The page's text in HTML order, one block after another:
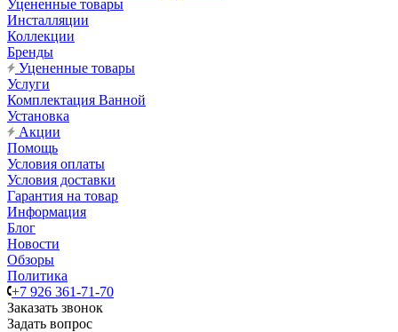
Уцененные товары
Инсталляции
Коллекции
Бренды
Уцененные товары
Услуги
Комплектация Ванной
Установка
Акции
Помощь
Условия оплаты
Условия доставки
Гарантия на товар
Информация
Блог
Новости
Обзоры
Политика
+7 926 361-71-70
Заказать звонок
Задать вопрос